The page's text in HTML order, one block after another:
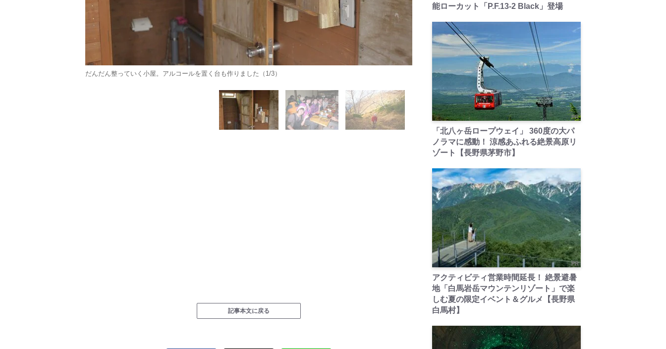
だんだん整っていく小屋。アルコールを置く台も作りました（1/3）
記事本文に戻る
能ローカット「P.F.13-2 Black」登場
PR
「北八ヶ岳ロープウェイ」 360度の大パ
ノラマに感動！ 涼感あふれる絶景高原リ
ゾート【長野県茅野市】
PR
アクティビティ営業時間延長！ 絶景避暑
地「白馬岩岳マウンテンリゾート」で楽
しむ夏の限定イベント＆グルメ【長野県
白馬村】